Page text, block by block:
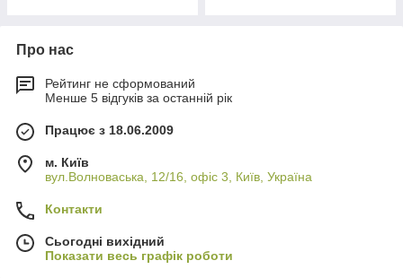
Про нас
Рейтинг не сформований
Менше 5 відгуків за останній рік
Працює з 18.06.2009
м. Київ
вул.Волноваська, 12/16, офіс 3, Київ, Україна
Контакти
Сьогодні вихідний
Показати весь графік роботи